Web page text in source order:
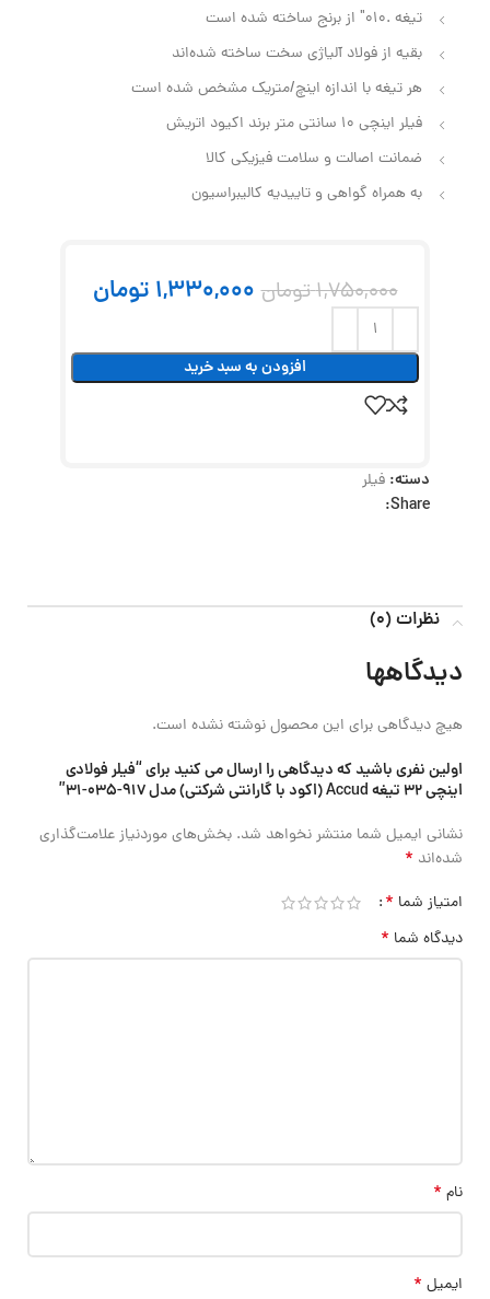
تیغه .010″ از برنج ساخته شده است
بقیه از فولاد آلیاژی سخت ساخته شده‌اند
هر تیغه با اندازه اینچ/متریک مشخص شده است
فیلر اینچی 10 سانتی متر برند اکیود اتریش
ضمانت اصالت و سلامت فیزیکی کالا
به همراه گواهی و تاییدیه کالیبراسیون
1,750,000تومان 1,330,000 تومان
افزودن به سبد خرید
دسته: فیلر
Share:
نظرات (0)
دیدگاهها
هیچ دیدگاهی برای این محصول نوشته نشده است.
اولین نفری باشید که دیدگاهی را ارسال می کنید برای “فیلر فولادی
اینچی 32 تیغه Accud (اکود با گارانتی شرکتی) مدل 917-035-31”
نشانی ایمیل شما منتشر نخواهد شد. بخش‌های موردنیاز علامت‌گذاری
شده‌اند *
امتیاز شما *
دیدگاه شما *
نام *
ایمیل *